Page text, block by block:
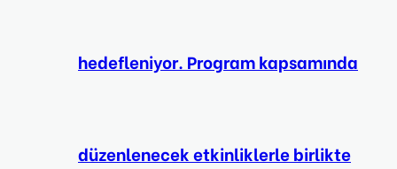
hedefleniyor. Program kapsamında
düzenlenecek etkinliklerle birlikte